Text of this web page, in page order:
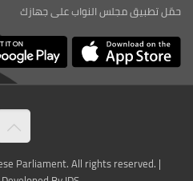
حمّل تطبيق مجلس النواب على جهازك
Parliament. All rights reserved. |